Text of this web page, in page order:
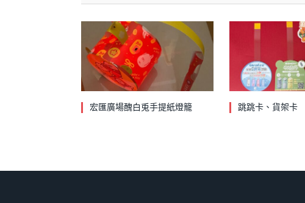
宏匯廣場醜白兎手提紙燈籠 跳跳卡、貨架卡